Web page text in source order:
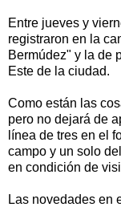
Entre jueves y
registraron en la
Bermúdez" y la de
Este de la ciudad.
Como están las
pero no dejará de
línea de tres en el
campo y un solo
en condición de
Las novedades en